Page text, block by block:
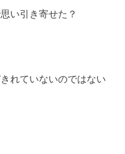
い引き寄せた？
れていないのではない